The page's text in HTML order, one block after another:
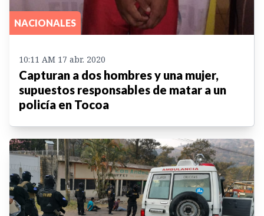
NACIONALES
10:11 AM 17 abr. 2020
Capturan a dos hombres y una mujer,
supuestos responsables de matar a un
policía en Tocoa